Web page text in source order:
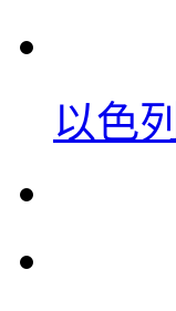
以色